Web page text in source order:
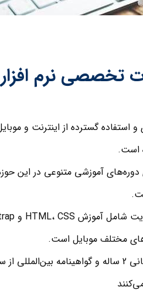
تخصصی نرم
و استفاده گسترده از اینترنت و
است.
دوره‌های آموزشی متنوعی در این
مختلف موبایل است.
این دوره‌ها با پشتیبانی 2 ساله و